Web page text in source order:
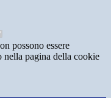
possono essere
nella pagina della cookie